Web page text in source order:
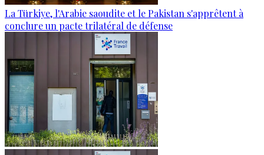
La Türkiye, l'Arabie saoudite et le Pakistan s'apprêtent à
conclure un pacte trilatéral de défense